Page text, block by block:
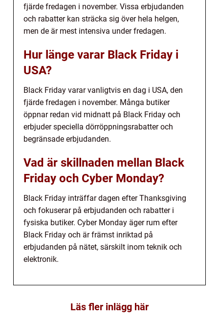
fjärde fredagen i november. Vissa erbjudanden
och rabatter kan sträcka sig över hela helgen,
men de är mest intensiva under fredagen.
Hur länge varar Black Friday i
USA?
Black Friday varar vanligtvis en dag i USA, den
fjärde fredagen i november. Många butiker
öppnar redan vid midnatt på Black Friday och
erbjuder speciella dörröppningsrabatter och
begränsade erbjudanden.
Vad är skillnaden mellan Black
Friday och Cyber Monday?
Black Friday inträffar dagen efter Thanksgiving
och fokuserar på erbjudanden och rabatter i
fysiska butiker. Cyber Monday äger rum efter
Black Friday och är främst inriktad på
erbjudanden på nätet, särskilt inom teknik och
elektronik.
Läs fler inlägg här